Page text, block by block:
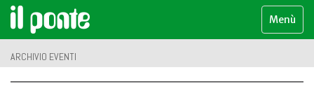
Menù
ARCHIVIO EVENTI